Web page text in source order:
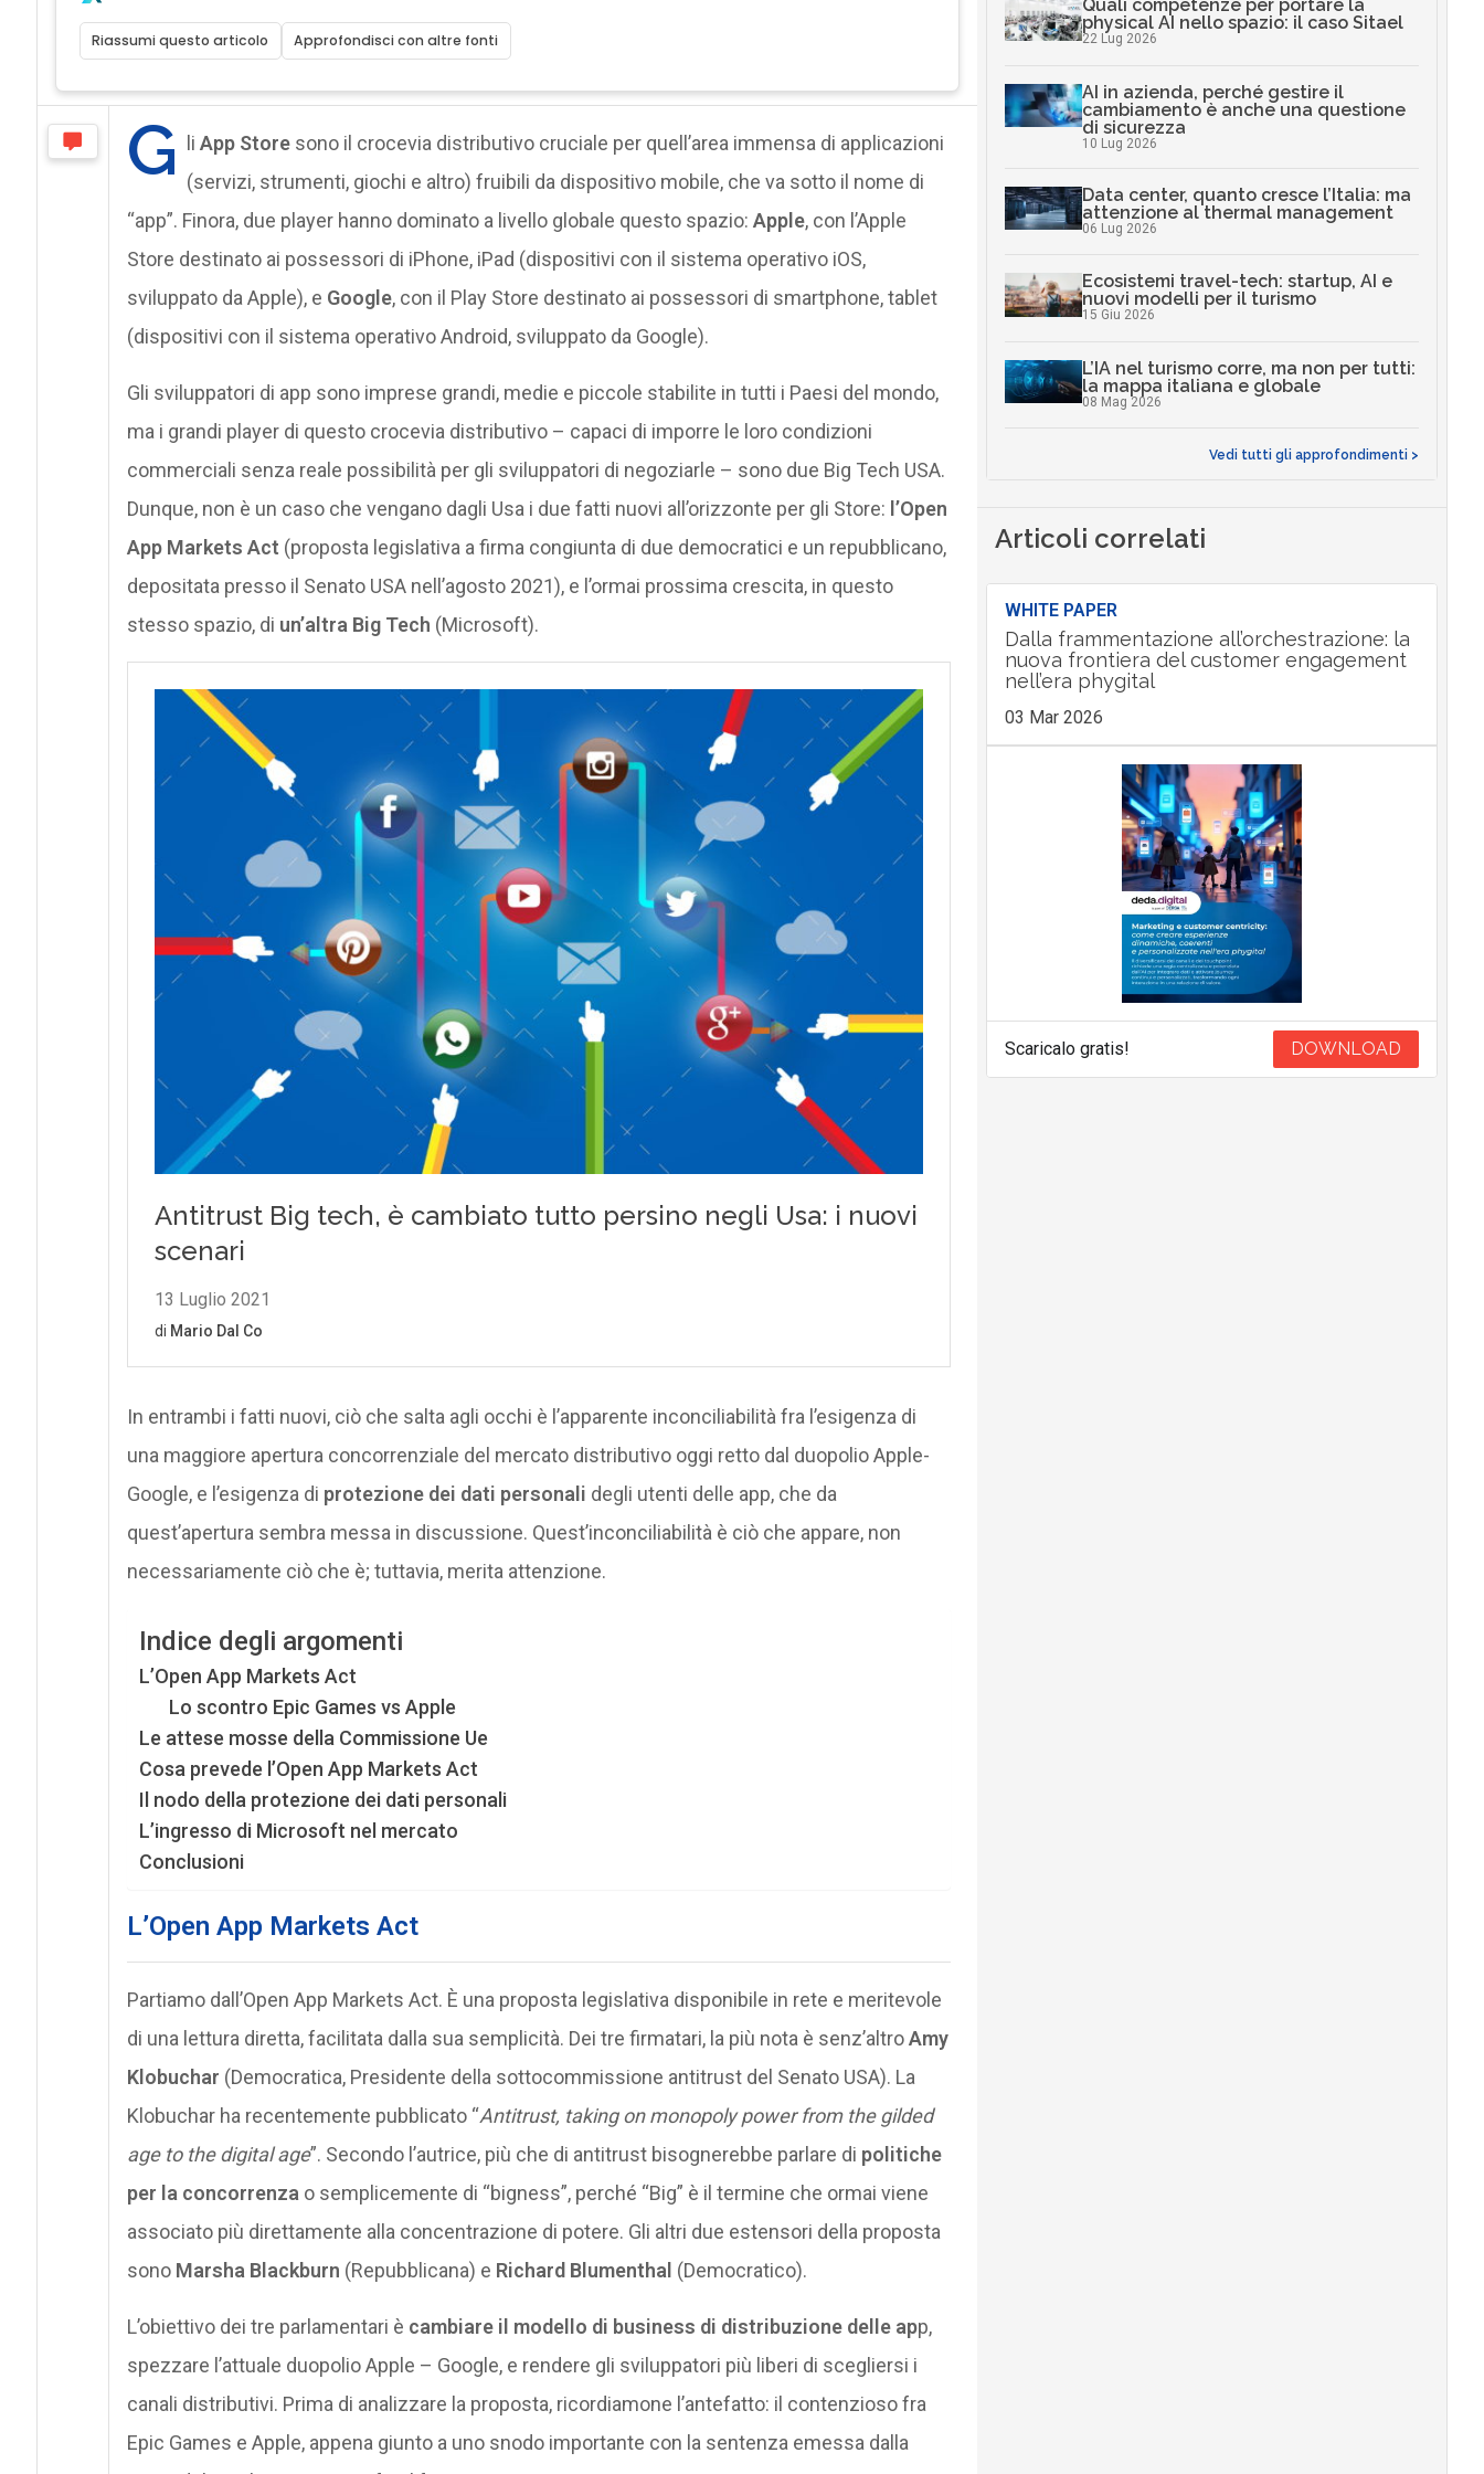
Riassumi questo articolo Approfondisci con altre fonti
G li App Storesono il crocevia distributivo cruciale per quell’area immensa di applicazioni
(servizi, strumenti, giochi e altro) fruibili da dispositivo mobile, che va sotto il nome di
“app”. Finora, due player hanno dominato a livello globale questo spazio: Apple, con l’Apple
Store destinato ai possessori di iPhone, iPad (dispositivi con il sistema operativo iOS,
sviluppato da Apple), e Google, con il Play Store destinato ai possessori di smartphone, tablet
(dispositivi con il sistema operativo Android, sviluppato da Google).
Gli sviluppatori di app sono imprese grandi, medie e piccole stabilite in tutti i Paesi del mondo,
ma i grandi player di questo crocevia distributivo – capaci di imporre le loro condizioni
commerciali senza reale possibilità per gli sviluppatori di negoziarle – sono due Big Tech USA.
Dunque, non è un caso che vengano dagli Usa i due fatti nuovi all’orizzonte per gli Store: l’Open
App Markets Act (proposta legislativa a firma congiunta di due democratici e un repubblicano,
depositata presso il Senato USA nell’agosto 2021), e l’ormai prossima crescita, in questo
stesso spazio, di un’altra Big Tech (Microsoft).
In entrambi i fatti nuovi, ciò che salta agli occhi è l’apparente inconciliabilità fra l’esigenza di
una maggiore apertura concorrenziale del mercato distributivo oggi retto dal duopolio Apple-
Google, e l’esigenza di protezione dei dati personali degli utenti delle app, che da
quest’apertura sembra messa in discussione. Quest’inconciliabilità è ciò che appare, non
necessariamente ciò che è; tuttavia, merita attenzione.
Indice degli argomenti
L’Open App Markets Act
Lo scontro Epic Games vs Apple
Le attese mosse della Commissione Ue
Cosa prevede l’Open App Markets Act
Il nodo della protezione dei dati personali
L’ingresso di Microsoft nel mercato
Conclusioni
L’Open App Markets Act
Partiamo dall’Open App Markets Act. È una proposta legislativa disponibile in rete e meritevole
di una lettura diretta, facilitata dalla sua semplicità. Dei tre firmatari, la più nota è senz’altroAmy
Klobuchar (Democratica, Presidente della sottocommissione antitrust del Senato USA). La
Klobuchar ha recentemente pubblicato “Antitrust, taking on monopoly power from the gilded
age to the digital age”. Secondo l’autrice, più che di antitrust bisognerebbe parlare di politiche
per la concorrenza o semplicemente di “bigness”, perché “Big” è il termine che ormai viene
associato più direttamente alla concentrazione di potere. Gli altri due estensori della proposta
sono Marsha Blackburn (Repubblicana) e Richard Blumenthal (Democratico).
L’obiettivo dei tre parlamentari è cambiare il modello di business di distribuzione delle app,
spezzare l’attuale duopolio Apple – Google, e rendere gli sviluppatori più liberi di scegliersi i
canali distributivi. Prima di analizzare la proposta, ricordiamone l’antefatto: il contenzioso fra
Epic Games e Apple, appena giunto a uno snodo importante con la sentenza emessa dalla
Quali competenze per portare la
physical AI nello spazio: il caso Sitael
22 Lug 2026
AI in azienda, perché gestire il
cambiamento è anche una questione
di sicurezza
10 Lug 2026
Data center, quanto cresce l’Italia: ma
attenzione al thermal management
06 Lug 2026
Ecosistemi travel-tech: startup, AI e
nuovi modelli per il turismo
15 Giu 2026
L’IA nel turismo corre, ma non per tutti:
la mappa italiana e globale
08 Mag 2026
Vedi tutti gli approfondimenti >
Articoli correlati
WHITE PAPER
Dalla frammentazione all’orchestrazione: la
nuova frontiera del customer engagement
nell’era phygital
03 Mar 2026
Scaricalo gratis! DOWNLOAD